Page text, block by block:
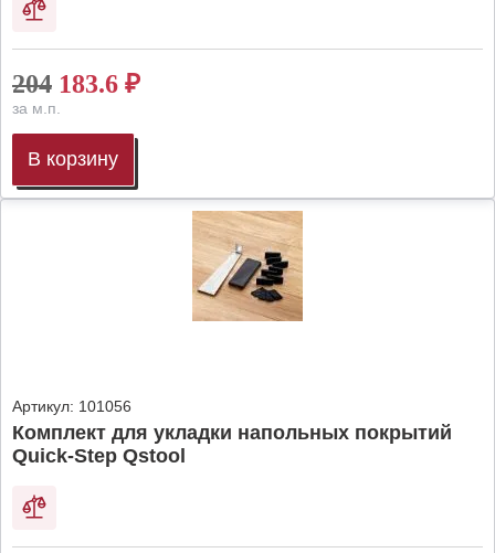
204 183.6 ₽
за м.п.
В корзину
Артикул: 101056
Комплект для укладки напольных покрытий
Quick-Step Qstool